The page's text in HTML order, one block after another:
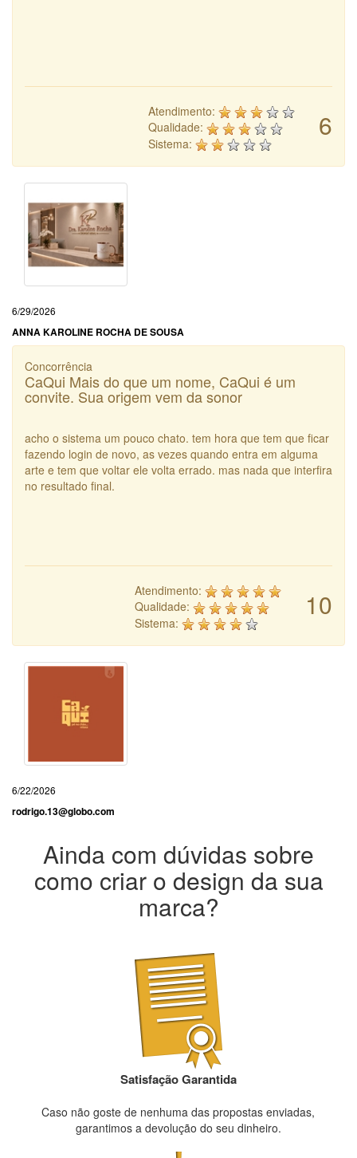
6
Atendimento:
Qualidade:
Sistema:
6/29/2026
ANNA KAROLINE ROCHA DE SOUSA
Concorrência
CaQui Mais do que um nome, CaQui é um
convite. Sua origem vem da sonor
acho o sistema um pouco chato. tem hora que tem que ficar
fazendo login de novo, as vezes quando entra em alguma
arte e tem que voltar ele volta errado. mas nada que interfira
no resultado final.
10
Atendimento:
Qualidade:
Sistema:
6/22/2026
rodrigo.13@globo.com
Ainda com dúvidas sobre
como criar o design da sua
marca?
Satisfação Garantida
Caso não goste de nenhuma das propostas enviadas,
garantimos a devolução do seu dinheiro.